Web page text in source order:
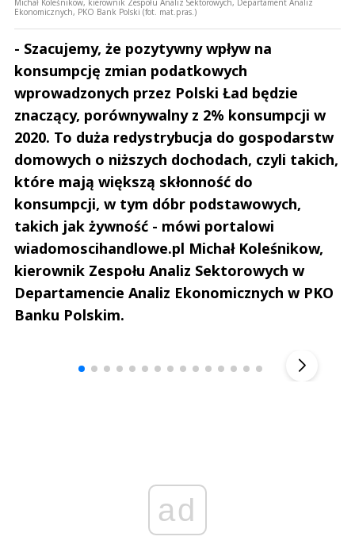
Ekonomicznych, PKO Bank Polski (fot. mat.pras.)
- Szacujemy, że pozytywny wpływ na
konsumpcję zmian podatkowych
wprowadzonych przez Polski Ład będzie
znaczący, porównywalny z 2% konsumpcji w
2020. To duża redystrybucja do gospodarstw
domowych o niższych dochodach, czyli takich,
które mają większą skłonność do
konsumpcji, w tym dóbr podstawowych,
takich jak żywność - mówi portalowi
wiadomoscihandlowe.pl Michał Koleśnikow,
kierownik Zespołu Analiz Sektorowych w
Departamencie Analiz Ekonomicznych w PKO
Banku Polskim.
ad